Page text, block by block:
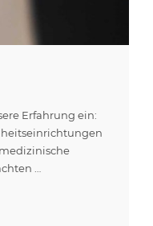
Erfahrung ein:
…